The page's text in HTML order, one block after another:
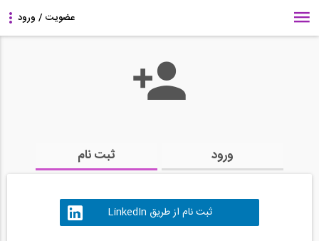
ورود ثبت نام
ثبت نام از طریق LinkedIn